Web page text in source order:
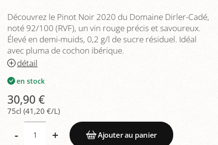
Découvrez le Pinot Noir 2020 du Domaine Dirler-Cadé,
noté 92/100 (RVF), un vin rouge précis et savoureux.
Élevé en demi-muids, 0,2 g/l de sucre résiduel. Idéal
avec pluma de cochon ibérique.
détail
en stock
30,90 €
75cl (41,20 €/L)
- + Ajouter au panier